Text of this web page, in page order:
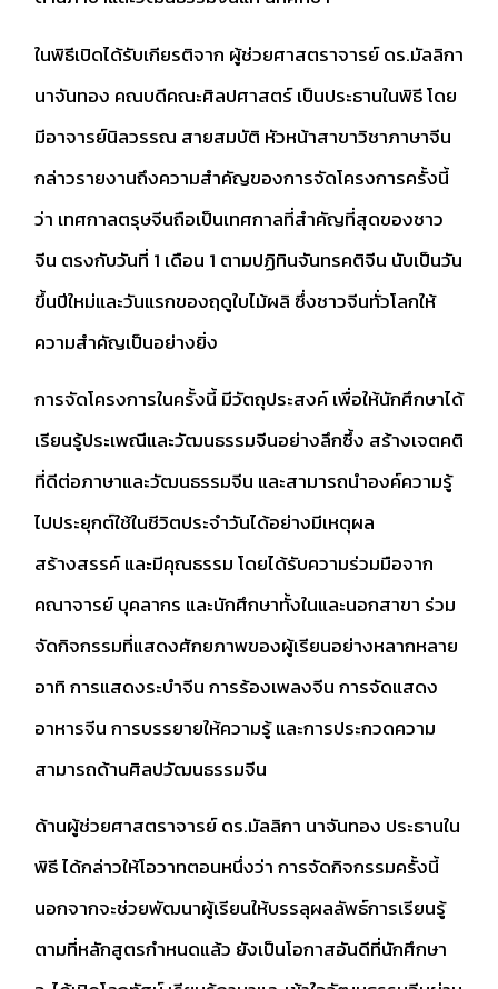
ในพิธีเปิดได้รับเกียรติจาก ผู้ช่วยศาสตราจารย์ ดร.มัลลิกา
นาจันทอง คณบดีคณะศิลปศาสตร์ เป็นประธานในพิธี โดย
มีอาจารย์นิลวรรณ สายสมบัติ หัวหน้าสาขาวิชาภาษาจีน
กล่าวรายงานถึงความสำคัญของการจัดโครงการครั้งนี้
ว่า เทศกาลตรุษจีนถือเป็นเทศกาลที่สำคัญที่สุดของชาว
จีน ตรงกับวันที่ 1 เดือน 1 ตามปฏิทินจันทรคติจีน นับเป็นวัน
ขึ้นปีใหม่และวันแรกของฤดูใบไม้ผลิ ซึ่งชาวจีนทั่วโลกให้
ความสำคัญเป็นอย่างยิ่ง
การจัดโครงการในครั้งนี้ มีวัตถุประสงค์ เพื่อให้นักศึกษาได้
เรียนรู้ประเพณีและวัฒนธรรมจีนอย่างลึกซึ้ง สร้างเจตคติ
ที่ดีต่อภาษาและวัฒนธรรมจีน และสามารถนำองค์ความรู้
ไปประยุกต์ใช้ในชีวิตประจำวันได้อย่างมีเหตุผล
สร้างสรรค์ และมีคุณธรรม โดยได้รับความร่วมมือจาก
คณาจารย์ บุคลากร และนักศึกษาทั้งในและนอกสาขา ร่วม
จัดกิจกรรมที่แสดงศักยภาพของผู้เรียนอย่างหลากหลาย
อาทิ การแสดงระบำจีน การร้องเพลงจีน การจัดแสดง
อาหารจีน การบรรยายให้ความรู้ และการประกวดความ
สามารถด้านศิลปวัฒนธรรมจีน
ด้านผู้ช่วยศาสตราจารย์ ดร.มัลลิกา นาจันทอง ประธานใน
พิธี ได้กล่าวให้โอวาทตอนหนึ่งว่า การจัดกิจกรรมครั้งนี้
นอกจากจะช่วยพัฒนาผู้เรียนให้บรรลุผลลัพธ์การเรียนรู้
ตามที่หลักสูตรกำหนดแล้ว ยังเป็นโอกาสอันดีที่นักศึกษา